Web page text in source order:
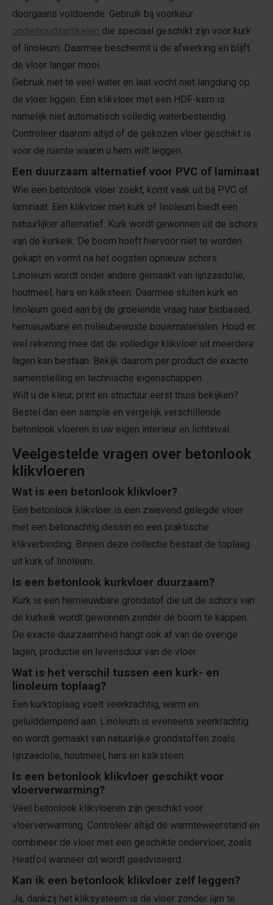
doorgaans voldoende. Gebruik bij voorkeur
onderhoudsartikelen die speciaal geschikt zijn voor kurk
of linoleum. Daarmee beschermt u de afwerking en blijft
de vloer langer mooi.
Gebruik niet te veel water en laat vocht niet langdurig op
de vloer liggen. Een klikvloer met een HDF-kern is
namelijk niet automatisch volledig waterbestendig.
Controleer daarom altijd of de gekozen vloer geschikt is
voor de ruimte waarin u hem wilt leggen.
Een duurzaam alternatief voor PVC of laminaat
Wie een betonlook vloer zoekt, komt vaak uit bij PVC of
laminaat. Een klikvloer met kurk of linoleum biedt een
natuurlijker alternatief. Kurk wordt gewonnen uit de schors
van de kurkeik. De boom hoeft hiervoor niet te worden
gekapt en vormt na het oogsten opnieuw schors.
Linoleum wordt onder andere gemaakt van lijnzaadolie,
houtmeel, hars en kalksteen. Daarmee sluiten kurk en
linoleum goed aan bij de groeiende vraag naar biobased,
hernieuwbare en milieubewuste bouwmaterialen. Houd er
wel rekening mee dat de volledige klikvloer uit meerdere
lagen kan bestaan. Bekijk daarom per product de exacte
samenstelling en technische eigenschappen.
Wilt u de kleur, print en structuur eerst thuis bekijken?
Bestel dan een sample en vergelijk verschillende
betonlook vloeren in uw eigen interieur en lichtinval.
Veelgestelde vragen over betonlook
klikvloeren
Wat is een betonlook klikvloer?
Een betonlook klikvloer is een zwevend gelegde vloer
met een betonachtig dessin en een praktische
klikverbinding. Binnen deze collectie bestaat de toplaag
uit kurk of linoleum.
Is een betonlook kurkvloer duurzaam?
Kurk is een hernieuwbare grondstof die uit de schors van
de kurkeik wordt gewonnen zonder de boom te kappen.
De exacte duurzaamheid hangt ook af van de overige
lagen, productie en levensduur van de vloer.
Wat is het verschil tussen een kurk- en
linoleum toplaag?
Een kurktoplaag voelt veerkrachtig, warm en
geluiddempend aan. Linoleum is eveneens veerkrachtig
en wordt gemaakt van natuurlijke grondstoffen zoals
lijnzaadolie, houtmeel, hars en kalksteen.
Is een betonlook klikvloer geschikt voor
vloerverwarming?
Veel betonlook klikvloeren zijn geschikt voor
vloerverwarming. Controleer altijd de warmteweerstand en
combineer de vloer met een geschikte ondervloer, zoals
Heatfoil wanneer dit wordt geadviseerd.
Kan ik een betonlook klikvloer zelf leggen?
Ja, dankzij het kliksysteem is de vloer zonder lijm te